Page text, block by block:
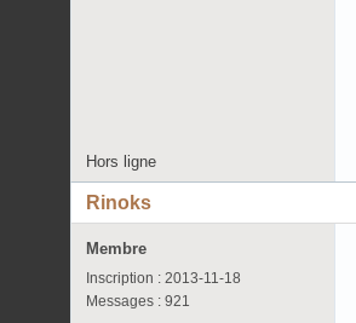
Hors ligne
Rinoks
Membre
Inscription : 2013-11-18
Messages : 921